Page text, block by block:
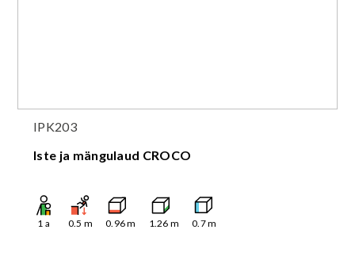
IPK203
Iste ja mängulaud CROCO
1 a 0.5 m 0.96m 1.26 m 0.7m